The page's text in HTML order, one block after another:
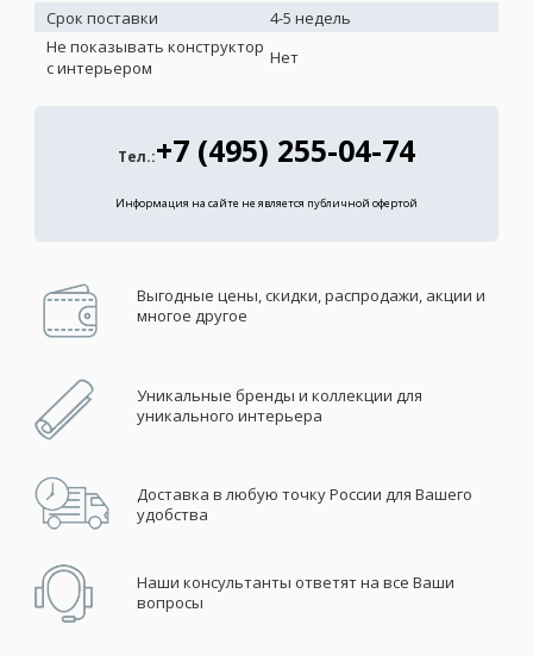
Срок поставки
4-5 недель
Не показывать конструктор
с интерьером
Нет
Тел.:+7 (495) 255-04-74
Информация на сайте не является публичной офертой
Выгодные цены, скидки, распродажи, акции и
многое другое
Уникальные бренды и коллекции для
уникального интерьера
Доставка в любую точку России для Вашего
удобства
Наши консультанты ответят на все Ваши
вопросы